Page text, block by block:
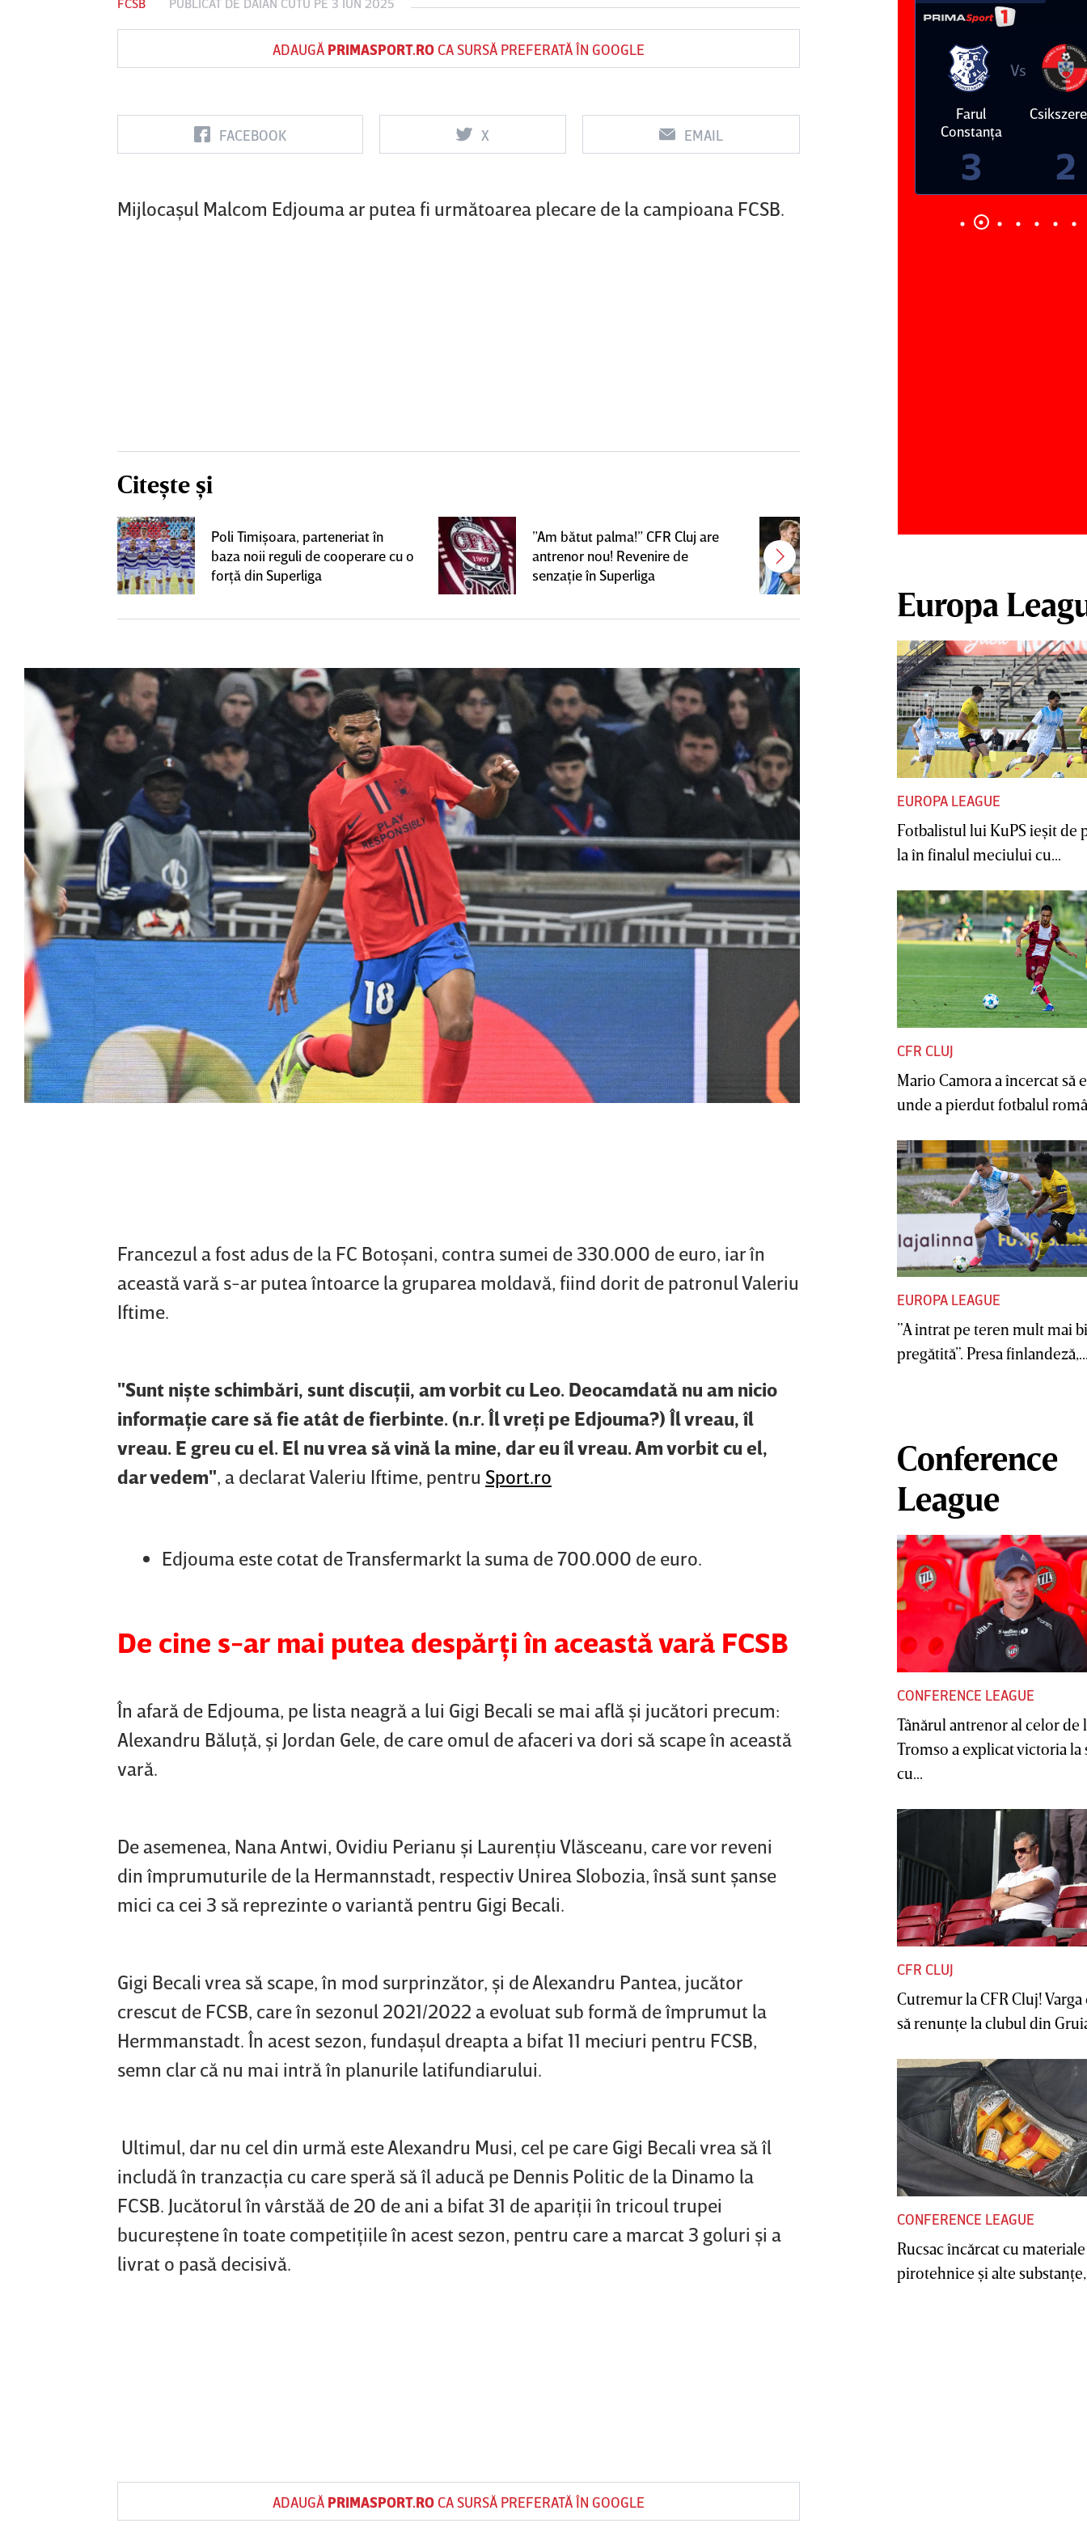
FCSB PUBLICAT DE DAIAN CUTU PE 3 IUN 2025
ADAUGĂ PRIMASPORT.ROCA SURSĂ PREFERATĂ ÎN GOOGLE
FACEBOOK X EMAIL
Mijlocaşul Malcom Edjouma ar putea fi următoarea plecare de la campioana FCSB.
Citește și
Poli Timişoara, parteneriat în
baza noii reguli de cooperare cu o
forţă din Superliga
”Am bătut palma!” CFR Cluj are
antrenor nou! Revenire de
senzaţie în Superliga
Belgienii au tras concluziile, după
Francezul a fost adus de la FC Botoşani, contra sumei de 330.000 de euro, iar în
această vară s-ar putea întoarce la gruparea moldavă, fiind dorit de patronul Valeriu
Iftime.
"Sunt nişte schimbări, sunt discuţii, am vorbit cu Leo. Deocamdată nu am nicio
informaţie care să fie atât de fierbinte. (n.r. Îl vreţi pe Edjouma?) Îl vreau, îl
vreau. E greu cu el. El nu vrea să vină la mine, dar eu îl vreau. Am vorbit cu el,
dar vedem", a declarat Valeriu Iftime, pentru Sport.ro
Edjouma este cotat de Transfermarkt la suma de 700.000 de euro.
De cine s-ar mai putea despărţi în această vară FCSB
În afară de Edjouma, pe lista neagră a lui Gigi Becali se mai află şi jucători precum:
Alexandru Băluţă, şi Jordan Gele, de care omul de afaceri va dori să scape în această
vară.
De asemenea, Nana Antwi, Ovidiu Perianu şi Laurenţiu Vlăsceanu, care vor reveni
din împrumuturile de la Hermannstadt, respectiv Unirea Slobozia, însă sunt şanse
mici ca cei 3 să reprezinte o variantă pentru Gigi Becali.
Gigi Becali vrea să scape, în mod surprinzător, şi de Alexandru Pantea, jucător
crescut de FCSB, care în sezonul 2021/2022 a evoluat sub formă de împrumut la
Hermmanstadt. În acest sezon, fundaşul dreapta a bifat 11 meciuri pentru FCSB,
semn clar că nu mai intră în planurile latifundiarului.
Ultimul, dar nu cel din urmă este Alexandru Musi, cel pe care Gigi Becali vrea să îl
includă în tranzacţia cu care speră să îl aducă pe Dennis Politic de la Dinamo la
FCSB. Jucătorul în vârstăă de 20 de ani a bifat 31 de apariţii în tricoul trupei
bucureştene în toate competiţiile în acest sezon, pentru care a marcat 3 goluri şi a
livrat o pasă decisivă.
ADAUGĂ PRIMASPORT.ROCA SURSĂ PREFERATĂ ÎN GOOGLE
FC Botoşani
Vs
Corvinul
Hunedoara
Sepsi OSK Sf
Vs
FCSB UTA Arad
0
Vs
Rapid
0
Farul
3
Vs
Dinamo
4
Vs
FC
0
Europa
EUROPA LEAGUE
Fotbalistul lui KuPS ieşit de
la în finalul meciului cu...
CFR CLUJ
Mario Camora a încercat să
unde a pierdut fotbalul
EUROPA LEAGUE
”A intrat pe teren mult mai
pregătită”. Presa
Conference
League
CONFERENCE LEAGUE
Tânărul antrenor al celor de
Tromso a explicat victoria la
cu...
CFR CLUJ
Cutremur la CFR Cluj! Varga
să renunţe la clubul din
CONFERENCE LEAGUE
Rucsac încărcat cu materiale
pirotehnice şi alte substanţe,